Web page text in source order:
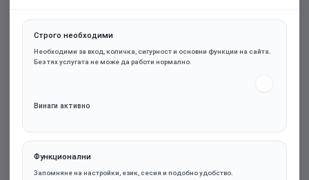
Строго необходими
Необходими за вход, количка, сигурност и основни функции на сайта.
Без тях услугата не може да работи нормално.
Винаги активно
Функционални
Запомняне на настройки, език, сесия и подобно удобство.